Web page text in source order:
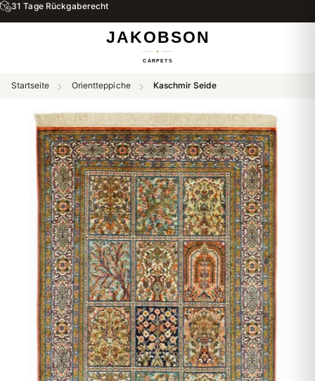
31 Tage Rückgaberecht
Startseite Orientteppiche Kaschmir Seide